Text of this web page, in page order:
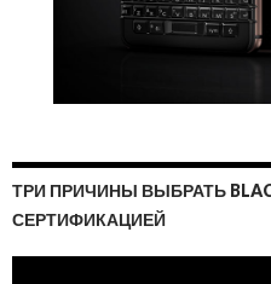
ТРИ ПРИЧИНЫ ВЫБРАТЬ
СЕРТИФИКАЦИЕЙ